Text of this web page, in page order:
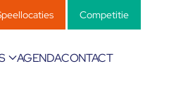
Competitie
AGENDACONTACT